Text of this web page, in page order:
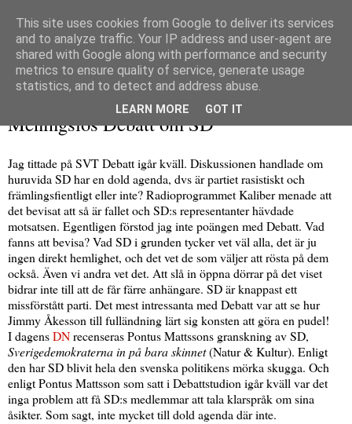
Meningslös Debatt om SD
Jag tittade på SVT Debatt igår kväll. Diskussionen handlade om
huruvida SD har en dold agenda, dvs är partiet rasistiskt och
främlingsfientligt eller inte? Radioprogrammet Kaliber menade att
det bevisat att så är fallet och SD:s representanter hävdade
motsatsen. Egentligen förstod jag inte poängen med Debatt. Vad
fanns att bevisa? Vad SD i grunden tycker vet väl alla, det är ju
ingen direkt hemlighet, och det vet de som väljer att rösta på dem
också. Även vi andra vet det. Att slå in öppna dörrar på det viset
bidrar inte till att de får färre anhängare. SD är knappast ett
missförstått parti. Det mest intressanta med Debatt var att se hur
Jimmy Åkesson till fulländning lärt sig konsten att göra en pudel!
I dagensDNrecenseras Pontus Mattssons granskning av SD,
Sverigedemokraterna in på bara skinnet(Natur & Kultur). Enligt
den har SD blivit hela den svenska politikens mörka skugga. Och
enligt Pontus Mattsson som satt i Debattstudion igår kväll var det
inga problem att få SD:s medlemmar att tala klarspråk om sina
åsikter. Som sagt, inte mycket till dold agenda där inte.
This site uses cookies from Google to deliver its services
and to analyze traffic. Your IP address and user-agent are
shared with Google along with performance and security
metrics to ensure quality of service, generate usage
statistics, and to detect and address abuse.
LEARN MORE GOT IT